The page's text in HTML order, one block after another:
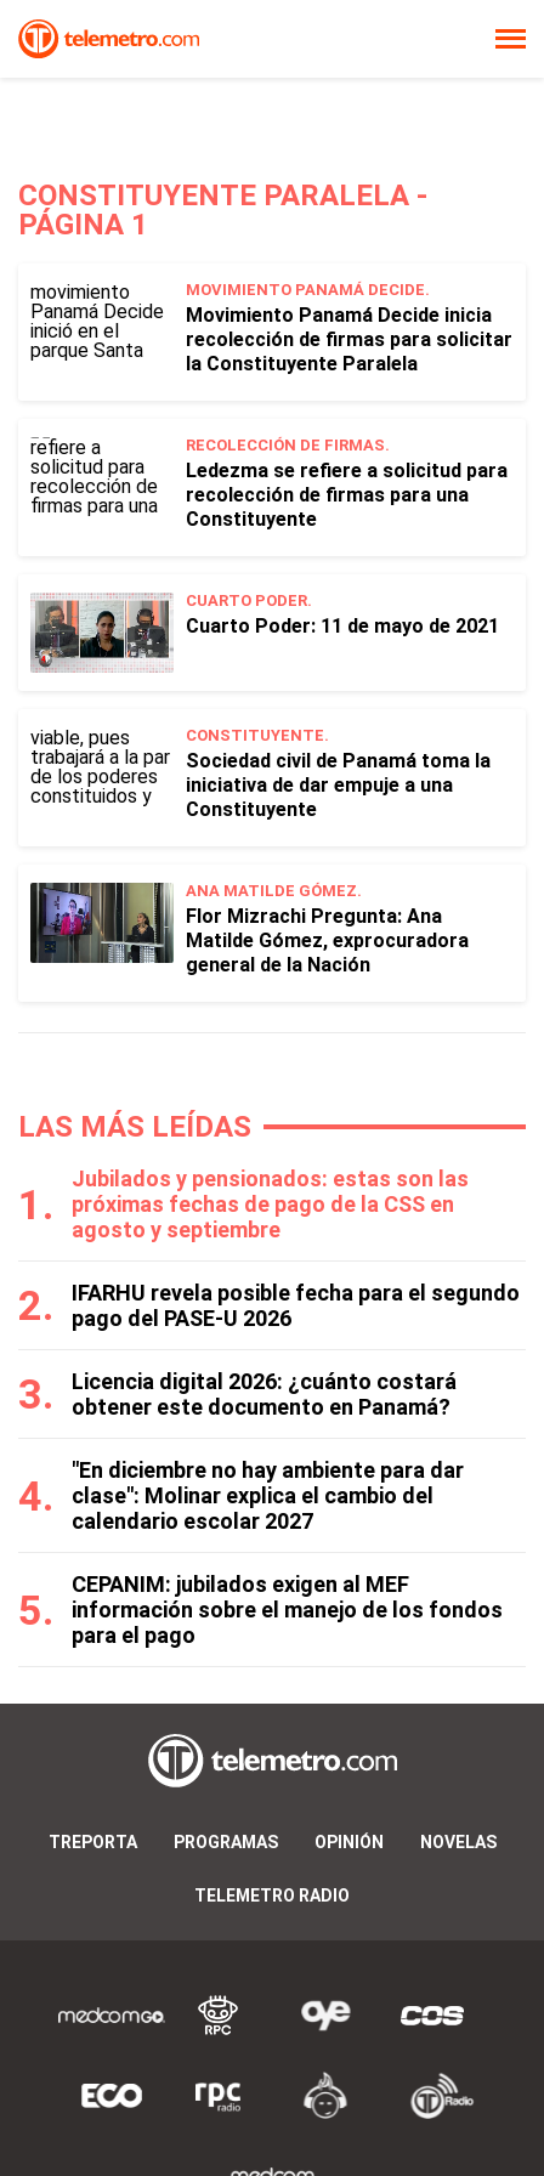
CONSTITUYENTE PARALELA -
PÁGINA 1
MOVIMIENTO PANAMÁ DECIDE.
Movimiento Panamá Decide inicia
recolección de firmas para solicitar
la Constituyente Paralela
RECOLECCIÓN DE FIRMAS.
Ledezma se refiere a solicitud para
recolección de firmas para una
Constituyente
CUARTO PODER.
Cuarto Poder: 11 de mayo de 2021
CONSTITUYENTE.
Sociedad civil de Panamá toma la
iniciativa de dar empuje a una
Constituyente
ANA MATILDE GÓMEZ.
Flor Mizrachi Pregunta: Ana
Matilde Gómez, exprocuradora
general de la Nación
LAS MÁS LEÍDAS
Jubilados y pensionados: estas son las
próximas fechas de pago de la CSS en
agosto y septiembre
IFARHU revela posible fecha para el segundo
pago del PASE-U 2026
Licencia digital 2026: ¿cuánto costará
obtener este documento en Panamá?
"En diciembre no hay ambiente para dar
clase": Molinar explica el cambio del
calendario escolar 2027
CEPANIM: jubilados exigen al MEF
información sobre el manejo de los fondos
para el pago
TREPORTA PROGRAMAS OPINIÓN NOVELAS
TELEMETRO RADIO